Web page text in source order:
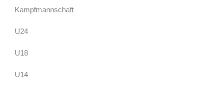
Kampfmannschaft
U24
U18
U14